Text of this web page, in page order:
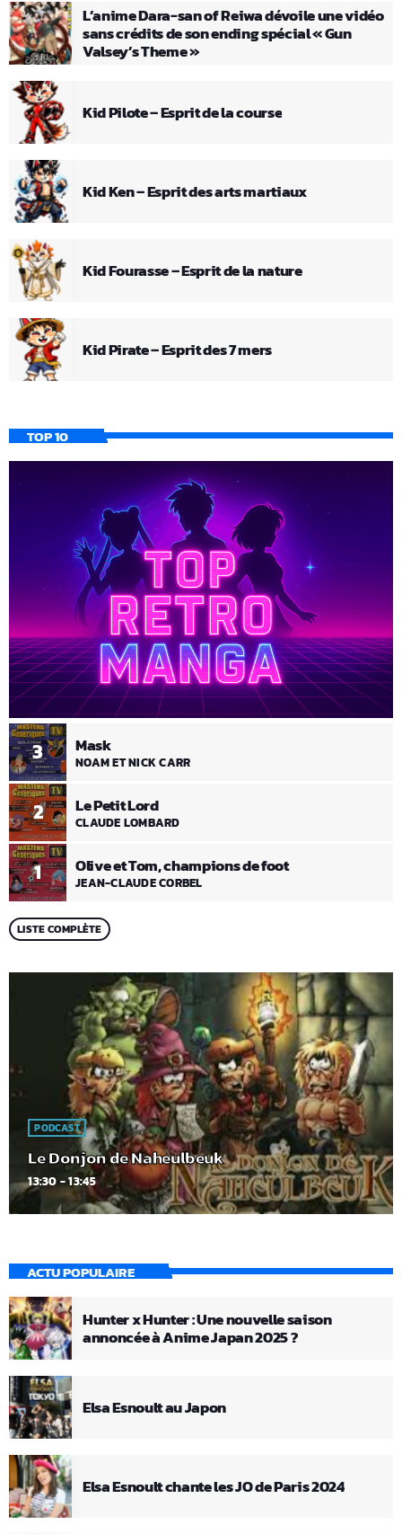
L’anime Dara-san of Reiwa dévoile une vidéo
sans crédits de son ending spécial « Gun
Valsey’s Theme »
Kid Pilote – Esprit de la course
Kid Ken – Esprit des arts martiaux
Kid Fourasse – Esprit de la nature
Kid Pirate – Esprit des 7 mers
TOP 10
1 Olive et Tom, champions de foot
JEAN-CLAUDE CORBEL
2 Le Petit Lord
CLAUDE LOMBARD
3 Mask
NOAM ET NICK CARR
LISTE COMPLÈTE
PODCAST
Le Donjon de Naheulbeuk
13:30 - 13:45
ACTU POPULAIRE
Hunter x Hunter : Une nouvelle saison
annoncée à Anime Japan 2025 ?
Elsa Esnoult au Japon
Elsa Esnoult chante les JO de Paris 2024